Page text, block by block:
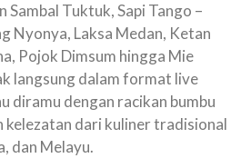
Sambal Tuktuk, Sapi Tango –
Nyonya, Laksa Medan, Ketan
Pojok Dimsum hingga Mie
langsung dalam format live
diramu dengan racikan bumbu
kelezatan dari kuliner tradisional
dan Melayu.